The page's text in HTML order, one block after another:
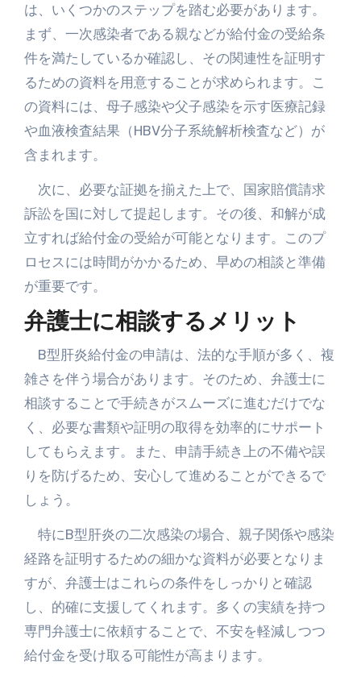
は、いくつかのステップを踏む必要があります。
まず、一次感染者である親などが給付金の受給条
件を満たしているか確認し、その関連性を証明す
るための資料を用意することが求められます。こ
の資料には、母子感染や父子感染を示す医療記録
や血液検査結果（HBV分子系統解析検査など）が
含まれます。
次に、必要な証拠を揃えた上で、国家賠償請求
訴訟を国に対して提起します。その後、和解が成
立すれば給付金の受給が可能となります。このプ
ロセスには時間がかかるため、早めの相談と準備
が重要です。
弁護士に相談するメリット
B型肝炎給付金の申請は、法的な手順が多く、複
雑さを伴う場合があります。そのため、弁護士に
相談することで手続きがスムーズに進むだけでな
く、必要な書類や証明の取得を効率的にサポート
してもらえます。また、申請手続き上の不備や誤
りを防げるため、安心して進めることができるで
しょう。
特にB型肝炎の二次感染の場合、親子関係や感染
経路を証明するための細かな資料が必要となりま
すが、弁護士はこれらの条件をしっかりと確認
し、的確に支援してくれます。多くの実績を持つ
専門弁護士に依頼することで、不安を軽減しつつ
給付金を受け取る可能性が高まります。